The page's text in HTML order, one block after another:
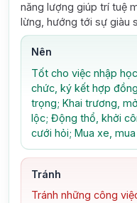
năng lượng giúp trí tuệ
lừng, hướng tới sự giàu
Nên
Tốt cho việc nhập
chức, ký kết hợp
trọng; Khai trương,
lộc; Động thổ, khởi
cưới hỏi; Mua xe,
Tránh
Tránh những công